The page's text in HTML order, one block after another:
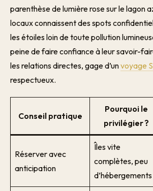
parenthèse de lumière rose sur le lagon
locaux connaissent des spots
les étoiles loin de toute pollution
peine de faire confiance à leur savoir-
les relations directes, gage d’unvoyage
respectueux.
Conseil pratique
Pourquoi le
privilégier ?
Réserver avec
anticipation
Îles vite
complètes, peu
d’hébergements